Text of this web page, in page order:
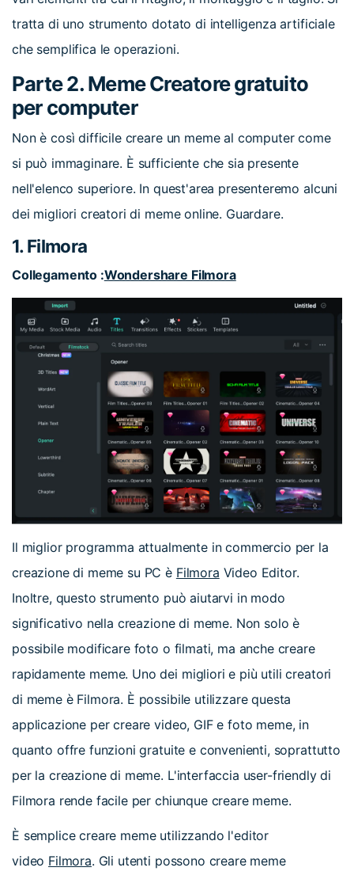
tratta di uno strumento dotato di intelligenza artificiale
che semplifica le operazioni.
Parte 2. Meme Creatore gratuito
per computer
Non è così difficile creare un meme al computer come
si può immaginare. È sufficiente che sia presente
nell'elenco superiore. In quest'area presenteremo alcuni
dei migliori creatori di meme online. Guardare.
1. Filmora
Collegamento :Wondershare Filmora
Il miglior programma attualmente in commercio per la
creazione di meme su PC è Filmora Video Editor.
Inoltre, questo strumento può aiutarvi in modo
significativo nella creazione di meme. Non solo è
possibile modificare foto o filmati, ma anche creare
rapidamente meme. Uno dei migliori e più utili creatori
di meme è Filmora. È possibile utilizzare questa
applicazione per creare video, GIF e foto meme, in
quanto offre funzioni gratuite e convenienti, soprattutto
per la creazione di meme. L'interfaccia user-friendly di
Filmora rende facile per chiunque creare meme.
È semplice creare meme utilizzando l'editor
video Filmora. Gli utenti possono creare meme